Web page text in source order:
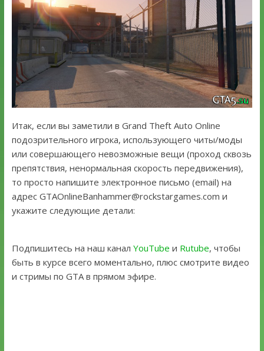
Итак, если вы заметили в Grand Theft Auto Online
подозрительного игрока, использующего читы/моды
или совершающего невозможные вещи (проход сквозь
препятствия, ненормальная скорость передвижения),
то просто напишите электронное письмо (email) на
адрес GTAOnlineBanhammer@rockstargames.com и
укажите следующие детали:
Подпишитесь на наш канал YouTube и Rutube, чтобы
быть в курсе всего моментально, плюс смотрите видео
и стримы по GTA в прямом эфире.